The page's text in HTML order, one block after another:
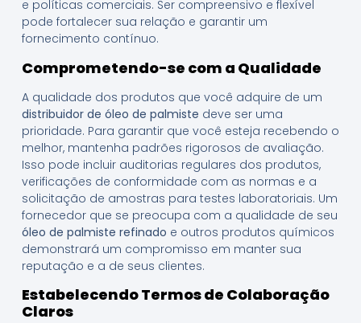
e políticas comerciais. Ser compreensivo e flexível
pode fortalecer sua relação e garantir um
fornecimento contínuo.
Comprometendo-se com a Qualidade
A qualidade dos produtos que você adquire de um
distribuidor de óleo de palmiste deve ser uma
prioridade. Para garantir que você esteja recebendo o
melhor, mantenha padrões rigorosos de avaliação.
Isso pode incluir auditorias regulares dos produtos,
verificações de conformidade com as normas e a
solicitação de amostras para testes laboratoriais. Um
fornecedor que se preocupa com a qualidade de seu
óleo de palmiste refinado e outros produtos químicos
demonstrará um compromisso em manter sua
reputação e a de seus clientes.
Estabelecendo Termos de Colaboração
Claros